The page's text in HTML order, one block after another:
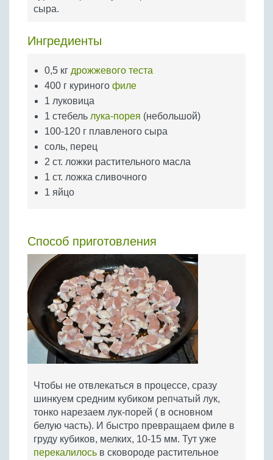
Бобовые
Крупы
сыра.
Ингредиенты
0,5 кг дрожжевого теста
400 г куриного филе
1 луковица
1 стебель лука-порея (небольшой)
100-120 г плавленого сыра
соль, перец
2 ст. ложки растительного масла
1 ст. ложка сливочного
1 яйцо
Способ приготовления
Чтобы не отвлекаться в процессе, сразу
шинкуем средним кубиком репчатый лук,
тонко нарезаем лук-порей ( в основном
белую часть). И быстро превращаем филе в
груду кубиков, мелких, 10-15 мм. Тут уже
перекалилось в сковороде растительное